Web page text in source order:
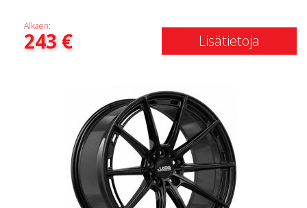
Alkaen:
243€ Lisätietoja